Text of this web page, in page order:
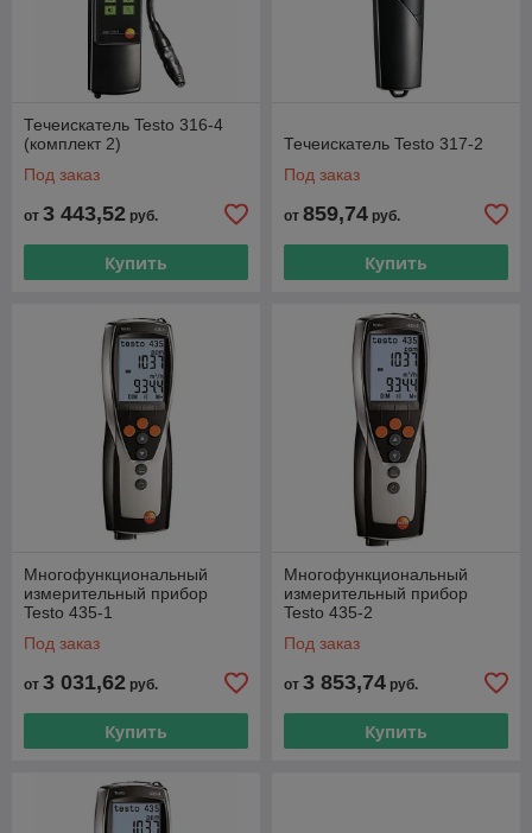
Течеискатель Testo 316-4
(комплект 2)
Под заказ
от 3 443,52 руб.
Купить
Течеискатель Testo 317-2
Под заказ
от 859,74 руб.
Купить
Многофункциональный
измерительный прибор
Testo 435-1
Под заказ
от 3 031,62 руб.
Купить
Многофункциональный
измерительный прибор
Testo 435-2
Под заказ
от 3 853,74 руб.
Купить